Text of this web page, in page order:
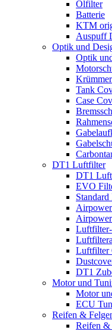
Ölfilter
Batterie
KTM
Auspuff
Optik und
Optik
Tank
Case
DT1 Luftfilter
DT1
EVO
Luftfilter
DT1
Motor und
Motor
ECU
Reifen &
Reifen &